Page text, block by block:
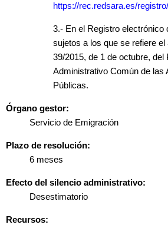
https://rec.redsara.es/
3.- En el Registro electrónico
sujetos a los que se refiere
39/2015, de 1 de octubre, del
Administrativo Común de las
Públicas.
Órgano gestor:
Servicio de Emigración
Plazo de resolución:
6 meses
Efecto del silencio administrativo:
Desestimatorio
Recursos: